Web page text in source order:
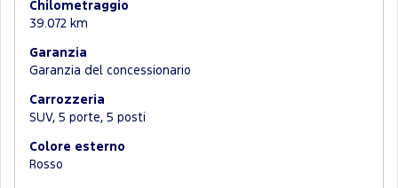
Chilometraggio
39.072 km
Garanzia
Garanzia del concessionario
Carrozzeria
SUV, 5 porte, 5 posti
Colore esterno
Rosso